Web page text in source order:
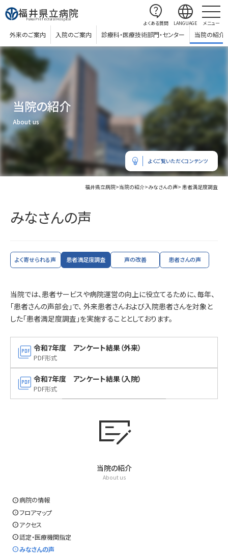
福井県立病院
Fukui Prefectural Hospital
外来のご案内 入院のご案内 診療科・医療技術部門・センター 当院の紹介
contact_support
よくある質問
language
LANGUAGE メニュー
当院の紹介
About us
福井県立病院>当院の紹介>みなさんの声> 患者満足度調査
みなさんの声
よく寄せられる声 患者満足度調査 声の改善 患者さんの声
当院では、患者サービスや病院運営の向上に役立てるために、毎年、
「患者さんの声部会」で、 外来患者さんおよび入院患者さんを対象と
した「患者満足度調査」を実施することとしております。
picture_as_pdf 令和7年度 アンケート結果（外来）
PDF形式
picture_as_pdf 令和7年度 アンケート結果（入院）
PDF形式
emoji_objects よくご覧いただくコンテンツ
checkbook
当院の紹介
About us
expand_circle_right病院の情報
expand_circle_rightフロアマップ
expand_circle_rightアクセス
expand_circle_right認定・医療機関指定
expand_circle_rightみなさんの声